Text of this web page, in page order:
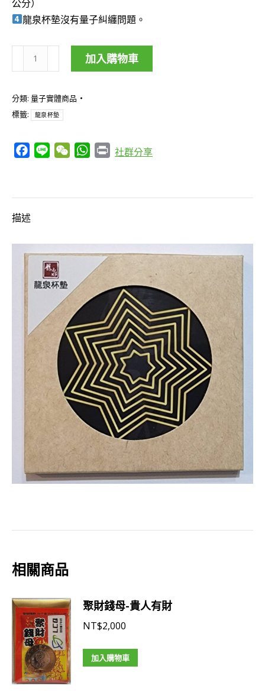
公分）
龍泉杯墊沒有量子糾纏問題。
龍
杯
墊/
食
速
充
加入購物車
分類: 量子實體商品
標籤:
龍泉杯墊
Facebook
Line WeChatWhatsApp
Print
社群分享
描述
相關商品
聚財錢母-貴人有財
NT$2,000
加入購物車